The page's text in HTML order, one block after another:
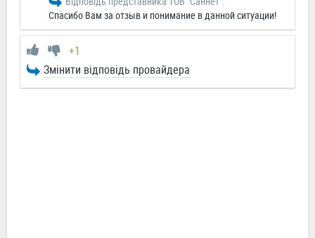
Спасибо Вам за отзыв и понимание в данной ситуации!
+1
Змінити відповідь провайдера